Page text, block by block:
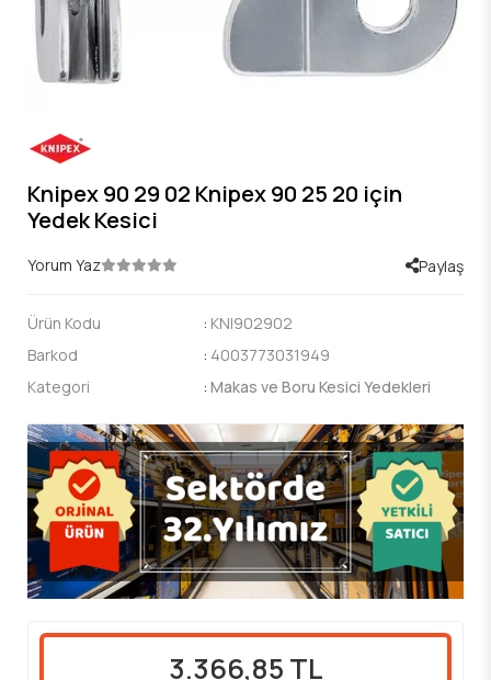
Knipex 90 29 02 Knipex 90 25 20 için
Yedek Kesici
Yorum Yaz Paylaş
Ürün Kodu : KNI902902
Barkod
: 4003773031949
Kategori
: Makas ve Boru Kesici Yedekleri
3.366,85 TL